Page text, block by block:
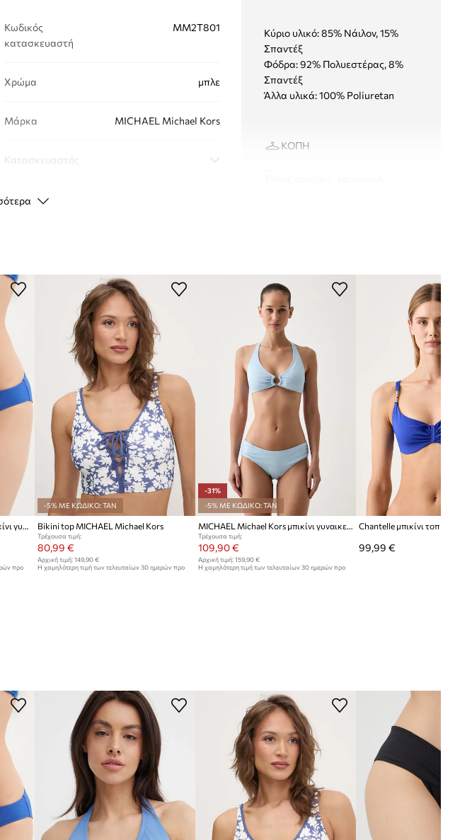
Κωδικός
κατασκευαστή
MM2T801
Χρώμα μπλε
Μάρκα MICHAEL Michael Kors
Κατασκευαστής
ID προϊόντος
Κύριο υλικό: 85% Νάιλον, 15%
Σπαντέξ
Φόδρα: 92% Πολυεστέρας, 8%
Σπαντέξ
Άλλα υλικά: 100% Poliuretan
ΚΟΠΉ
ΤΕΧΝΙΚΆ ΣΤΟΙΧΕΊΑ
Ενίσχυση
Ενισχυμένα πάνελ στο
μπροστινό μέρος
MICHAEL Michael Kors σλιπ μπικίνι γυναικεία
προ
-5% ΜΕ ΚΩΔΙΚΟ: TAN
Bikini top MICHAEL Michael Kors
Τρέχουσα τιμή:
80,99 €
Αρχική τιμή: 149,90 €
Η χαμηλότερη τιμή των τελευταίων 30 ημερών προ
-31%
-5% ΜΕ ΚΩΔΙΚΟ: TAN
MICHAEL Michael Kors μπικίνι γυναικείο
Τρέχουσα τιμή:
109,90 €
Αρχική τιμή:159,90 €
Η χαμηλότερη τιμή των τελευταίων 30 ημερών προ
Chantelle μπικίνι τοπ
99,99 €